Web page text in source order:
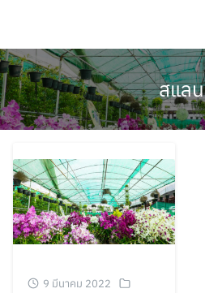
content
สแลน
9 มีนาคม 2022